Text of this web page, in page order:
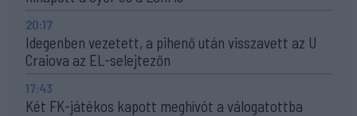
20:17
Idegenben vezetett, a pihenő után visszavett az U
Craiova az EL-selejtezőn
17:43
Két FK-játékos kapott meghívót a válogatottba